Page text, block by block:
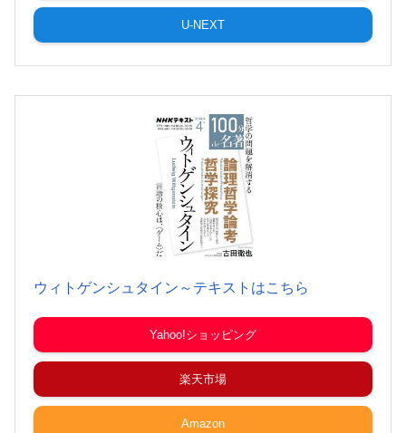
U-NEXT
ウィトゲンシュタイン～テキストはこちら
Yahoo!ショッピング
楽天市場
Amazon